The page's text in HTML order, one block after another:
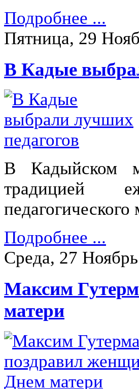
Подробнее ...
Пятница, 29
В Кадые
В Кадыйском
традицией
педагогического
Подробнее ...
Среда, 27
Максим
матери